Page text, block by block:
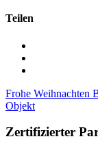
Teilen
Frohe Weihnachten
Objekt
Zertifizierter